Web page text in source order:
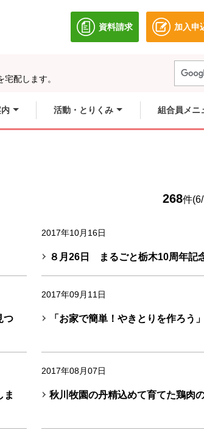
資料請求
別のウィンドウで開きます
加入申
別の
配します。
活動・とりくみ 組合員メニ
268件
2017年10月16日
８月26日 まるごと栃木10周年記
つ
2017年09月11日
「お家で簡単！やきとりを作ろう
ま
2017年08月07日
秋川牧園の丹精込めて育てた鶏肉